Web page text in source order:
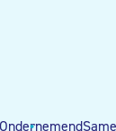
Ondernemend